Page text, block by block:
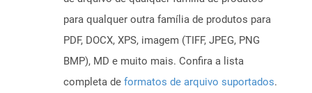
para qualquer outra família de produtos para
PDF, DOCX, XPS, imagem (TIFF, JPEG, PNG
BMP), MD e muito mais. Confira a lista
completa de formatos de arquivo suportados.